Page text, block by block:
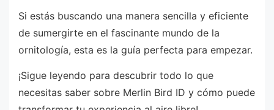
Si estás buscando una manera sencilla y eficiente
de sumergirte en el fascinante mundo de la
ornitología, esta es la guía perfecta para empezar.
¡Sigue leyendo para descubrir todo lo que
necesitas saber sobre Merlin Bird ID y cómo puede